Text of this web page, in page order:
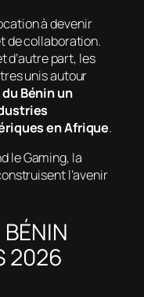
à devenir
de collaboration.
d’autre part, les
unis autour
Bénin un
en Afrique.
le Gaming, la
l’avenir
2026